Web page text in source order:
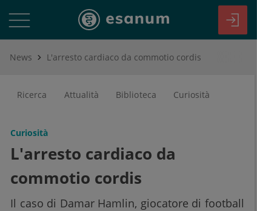
News L'arresto cardiaco da commotio cordis
Ricerca Attualità Biblioteca Curiosità
Curiosità
L'arresto cardiaco da
commotio cordis
Il caso di Damar Hamlin, giocatore di football